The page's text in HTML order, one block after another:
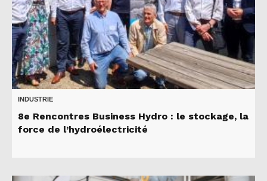
INDUSTRIE
8e Rencontres Business Hydro : le stockage, la
force de l’hydroélectricité